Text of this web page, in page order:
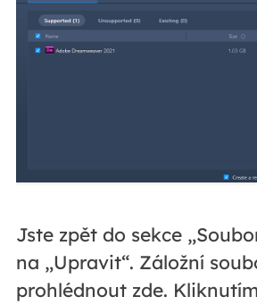
Jste zpět do sekce
na „Upravit“. Záložní
prohlédnout zde.